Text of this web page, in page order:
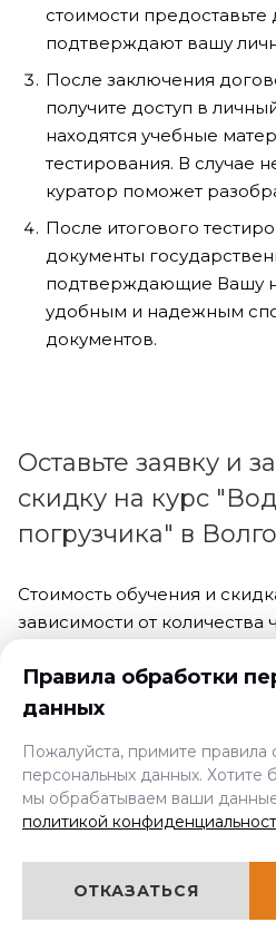
стоимости
подтверждают вашу
После заключения
получите доступ в
находятся учебные
тестирования. В случае
куратор поможет
После итогового
документы
подтверждающие Вашу
удобным и надежным
документов.
Оставьте заявку и
скидку на курс
погрузчика" в
Стоимость обучения и
зависимости от количества
1 2-5 >5
Форма обучения:
Правила обработки
данных
Пожалуйста, примите правила
персональных данных. Хотите
мы обрабатываем ваши
политикой
ОТКАЗАТЬСЯ